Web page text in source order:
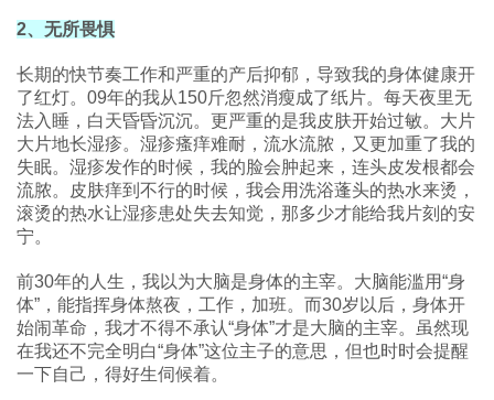
2、无所畏惧
长期的快节奏工作和严重的产后抑郁，导致我的身体健康开
了红灯。09年的我从150斤忽然消瘦成了纸片。每天夜里无
法入睡，白天昏昏沉沉。更严重的是我皮肤开始过敏。大片
大片地长湿疹。湿疹瘙痒难耐，流水流脓，又更加重了我的
失眠。湿疹发作的时候，我的脸会肿起来，连头皮发根都会
流脓。皮肤痒到不行的时候，我会用洗浴蓬头的热水来烫，
滚烫的热水让湿疹患处失去知觉，那多少才能给我片刻的安
宁。
前30年的人生，我以为大脑是身体的主宰。大脑能滥用“身
体”，能指挥身体熬夜，工作，加班。而30岁以后，身体开
始闹革命，我才不得不承认“身体”才是大脑的主宰。虽然现
在我还不完全明白“身体”这位主子的意思，但也时时会提醒
一下自己，得好生伺候着。